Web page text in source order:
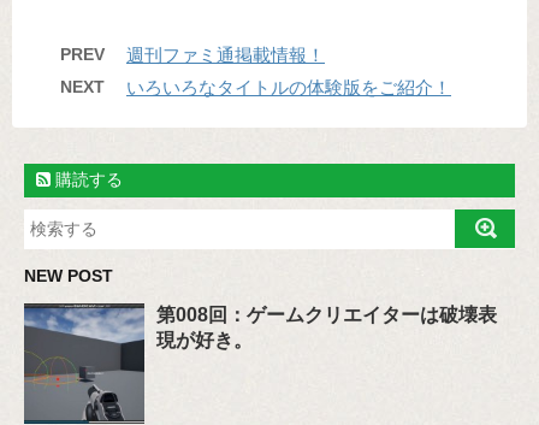
PREV 週刊ファミ通掲載情報！
NEXT いろいろなタイトルの体験版をご紹介！
購読する
NEW POST
第008回：ゲームクリエイターは破壊表
現が好き。